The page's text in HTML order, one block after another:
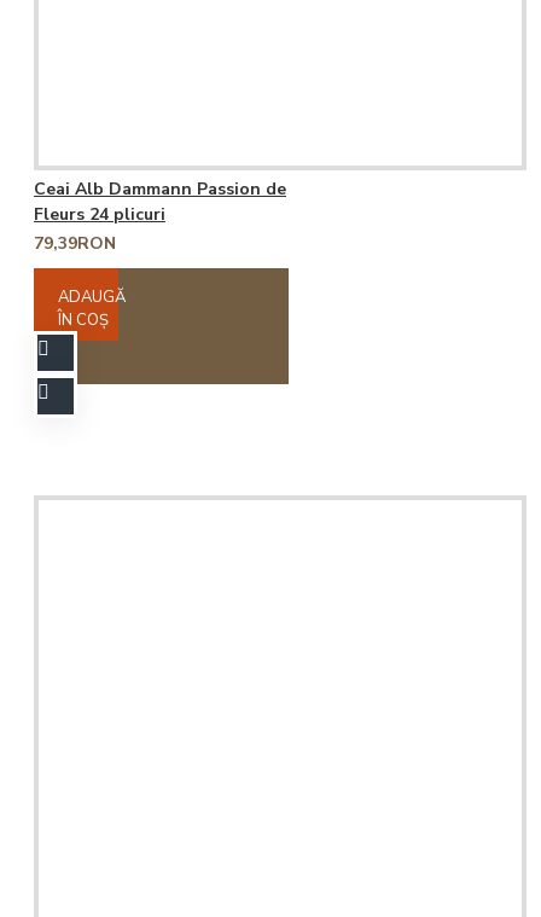
Ceai Alb Dammann Passion de
Fleurs 24 plicuri
79,39RON
ADAUGĂ
ÎN COŞ